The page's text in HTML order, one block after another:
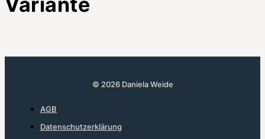
© 2026 Daniela Weide
AGB
Datenschutzerklärung